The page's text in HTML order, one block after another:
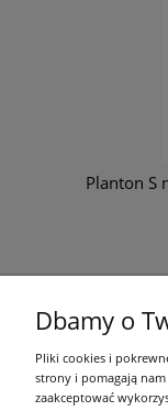
Planton S
Dbamy o
Pliki cookies i
strony i pomagają
zaakceptować